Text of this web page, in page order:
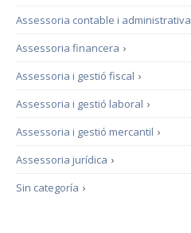
Assessoria contable i administrativa
›
Assessoria financera
›
Assessoria i gestió fiscal
›
Assessoria i gestió laboral
›
Assessoria i gestió mercantil
›
Assessoria jurídica
›
Sin categoría